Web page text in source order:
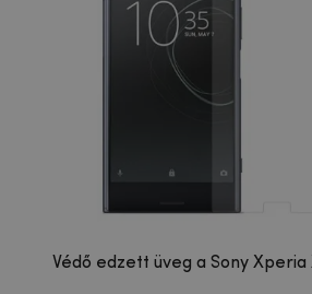
Védő edzett üveg a Sony Xperia